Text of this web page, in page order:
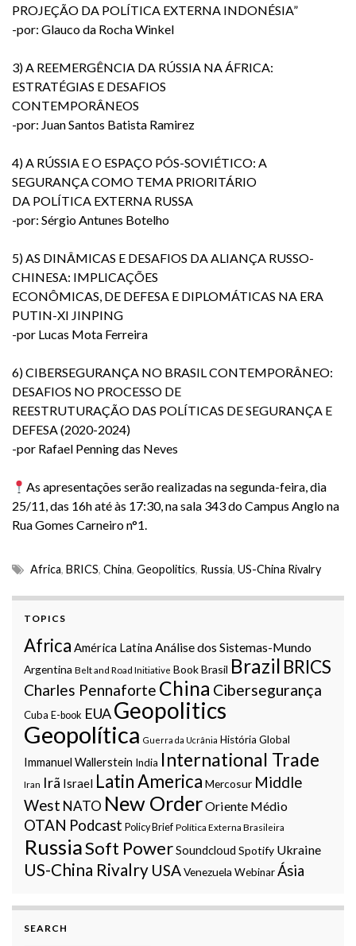
PROJEÇÃO DA POLÍTICA EXTERNA INDONÉSIA”
-por: Glauco da Rocha Winkel
3) A REEMERGÊNCIA DA RÚSSIA NA ÁFRICA:
ESTRATÉGIAS E DESAFIOS
CONTEMPORÂNEOS
-por: Juan Santos Batista Ramirez
4) A RÚSSIA E O ESPAÇO PÓS-SOVIÉTICO: A
SEGURANÇA COMO TEMA PRIORITÁRIO
DA POLÍTICA EXTERNA RUSSA
-por: Sérgio Antunes Botelho
5) AS DINÂMICAS E DESAFIOS DA ALIANÇA RUSSO-
CHINESA: IMPLICAÇÕES
ECONÔMICAS, DE DEFESA E DIPLOMÁTICAS NA ERA
PUTIN-XI JINPING
-por Lucas Mota Ferreira
6) CIBERSEGURANÇA NO BRASIL CONTEMPORÂNEO:
DESAFIOS NO PROCESSO DE
REESTRUTURAÇÃO DAS POLÍTICAS DE SEGURANÇA E
DEFESA (2020-2024)
-por Rafael Penning das Neves
As apresentações serão realizadas na segunda-feira, dia
25/11, das 16h até às 17:30, na sala 343 do Campus Anglo na
Rua Gomes Carneiro n°1.
Africa, BRICS, China, Geopolitics, Russia, US-China Rivalry
TOPICS
Africa América LatinaAnálise dos Sistemas-Mundo
Argentina Belt and Road Initiative BookBrasil Brazil BRICS
Charles Pennaforte China Cibersegurança
Cuba E-book EUAGeopolitics
Geopolítica Guerra da Ucrânia História Global
Immanuel Wallerstein India International Trade
Iran Irã Israel Latin America Mercosur Middle
West NATO New OrderOriente Médio
OTAN Podcast Policy Brief Política Externa Brasileira
RussiaSoft PowerSoundcloud Spotify Ukraine
US-China Rivalry USAVenezuela WebinarÁsia
SEARCH